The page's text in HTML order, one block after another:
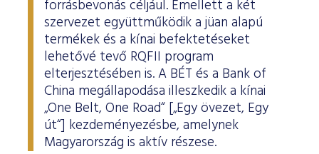
forrásbevonás céljául. Emellett a két
szervezet együttműködik a jüan alapú
termékek és a kínai befektetéseket
lehetővé tevő RQFII program
elterjesztésében is. A BÉT és a Bank of
China megállapodása illeszkedik a kínai
„One Belt, One Road“ [„Egy övezet, Egy
út“] kezdeményezésbe, amelynek
Magyarország is aktív részese.